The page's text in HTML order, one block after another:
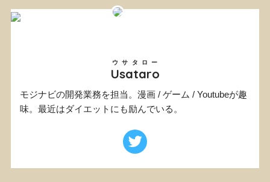
Usataro
ウサタロー
モジナビの開発業務を担当。漫画 / ゲーム / Youtubeが趣
味。最近はダイエットにも励んでいる。